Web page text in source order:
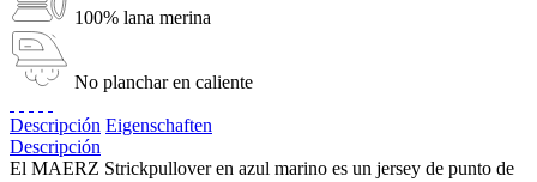
100% lana merina
No planchar en caliente
Descripción Eigenschaften
Descripción
El MAERZ Strickpullover en azul marino es un jersey de punto de